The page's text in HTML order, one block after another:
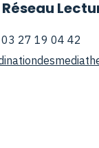
27 19 04 42